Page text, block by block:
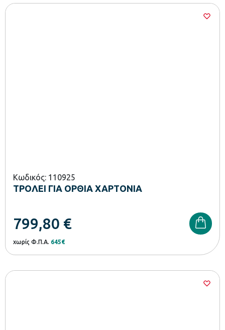
Κωδικός: 110925
ΤΡΟΛΕΙ ΓΙΑ ΟΡΘΙΑ ΧΑΡΤΟΝΙΑ
799,80 €
χωρίς Φ.Π.Α. 645€